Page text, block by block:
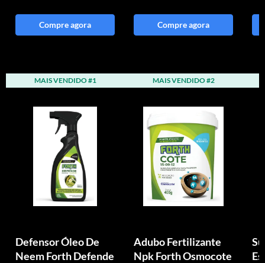
Compre agora Compre agora
MAIS VENDIDO #1
Defensor Óleo De
Neem Forth Defende
MAIS VENDIDO #2
Adubo Fertilizante
Npk Forth Osmocote